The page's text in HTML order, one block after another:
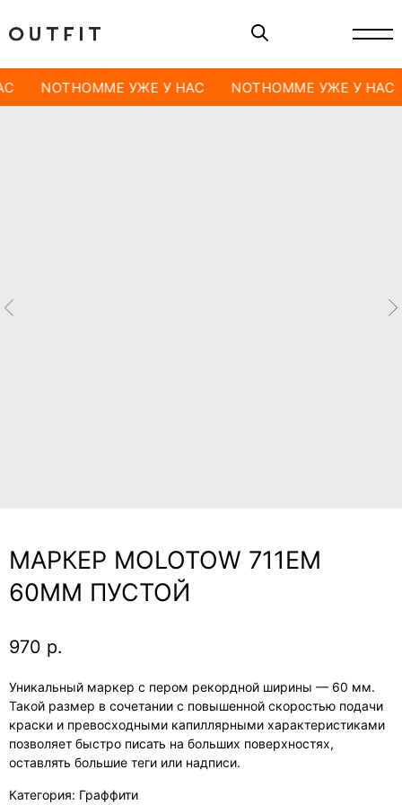
NOTHOMME УЖЕ У НАС NOTHOMME УЖЕ У НАС
МАРКЕР MOLOTOW 711EM
60ММ ПУСТОЙ
970 р.
Уникальный маркер с пером рекордной ширины — 60 мм.
Такой размер в сочетании с повышенной скоростью подачи
краски и превосходными капиллярными характеристиками
позволяет быстро писать на больших поверхностях,
оставлять большие теги или надписи.
Категория: Граффити